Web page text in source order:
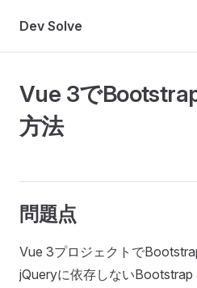
Skip to content
Dev Solve
Vue 3で
方法
問題点
Vue 3プロジェクトで
jQueryに依存しない